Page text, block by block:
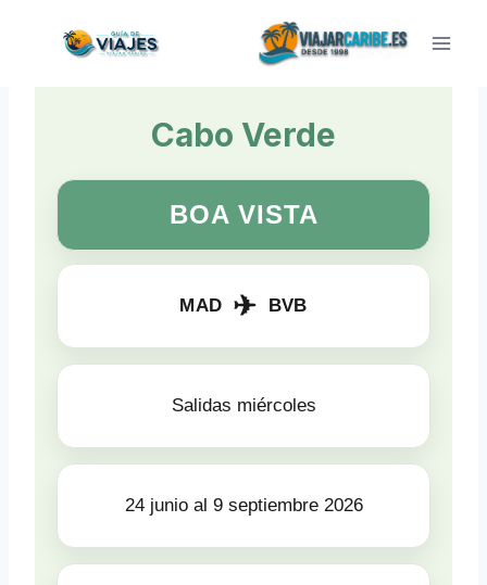
Cabo Verde
BOA VISTA
MAD ✈ BVB
Salidas miércoles
24 junio al 9 septiembre 2026